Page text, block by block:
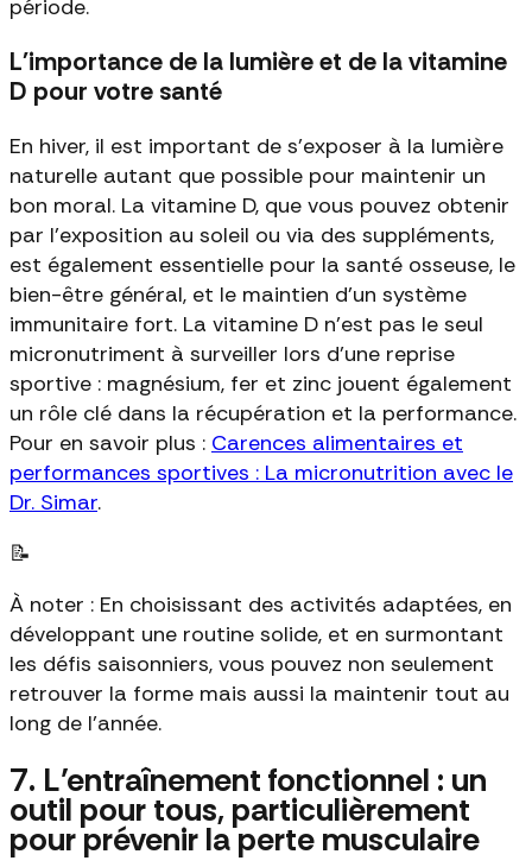
période.
L'importance de la lumière et de la vitamine
D pour votre santé
En hiver, il est important de s'exposer à la lumière
naturelle autant que possible pour maintenir un
bon moral. La vitamine D, que vous pouvez obtenir
par l'exposition au soleil ou via des suppléments,
est également essentielle pour la santé osseuse, le
bien-être général, et le maintien d'un système
immunitaire fort. La vitamine D n'est pas le seul
micronutriment à surveiller lors d'une reprise
sportive : magnésium, fer et zinc jouent également
un rôle clé dans la récupération et la performance.
Pour en savoir plus : Carences alimentaires et
performances sportives : La micronutrition avec le
Dr. Simar.
📝
À noter : En choisissant des activités adaptées, en
développant une routine solide, et en surmontant
les défis saisonniers, vous pouvez non seulement
retrouver la forme mais aussi la maintenir tout au
long de l'année.
7. L’entraînement fonctionnel : un
outil pour tous, particulièrement
pour prévenir la perte musculaire